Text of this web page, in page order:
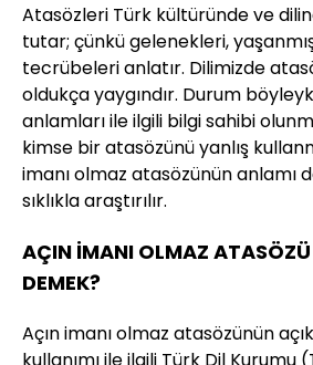
Atasözleri Türk kültüründe ve
tutar; çünkü gelenekleri,
tecrübeleri anlatır. Dilimizde
oldukça yaygındır. Durum
anlamları ile ilgili bilgi sahibi
kimse bir atasözünü yanlış
imanı olmaz atasözünün anlamı
sıklıkla araştırılır.
AÇIN İMANI OLMAZ
DEMEK?
Açın imanı olmaz atasözünün
kullanımı ile ilgili Türk Dil Kurumu